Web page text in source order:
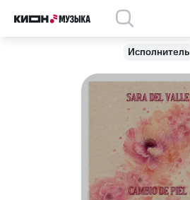
Исполнитель